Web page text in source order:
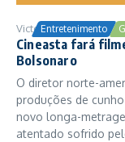
Entretenimento
Victor Samuel 24/
Cineasta fará
Bolsonaro
O diretor norte-
produções de
novo longa-
atentado sofrido